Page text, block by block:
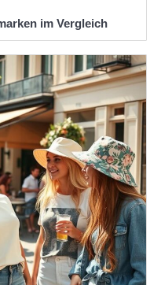
im Vergleich